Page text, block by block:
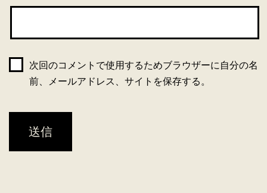
次回のコメントで使用するためブラウザーに自分の名
前、メールアドレス、サイトを保存する。